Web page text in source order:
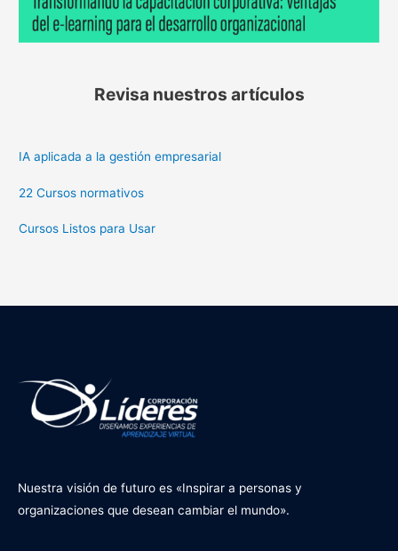
Revisa nuestros artículos
IA aplicada a la gestión empresarial
22 Cursos normativos
Cursos Listos para Usar
Nuestra visión de futuro es «Inspirar a personas y
organizaciones que desean cambiar el mundo».